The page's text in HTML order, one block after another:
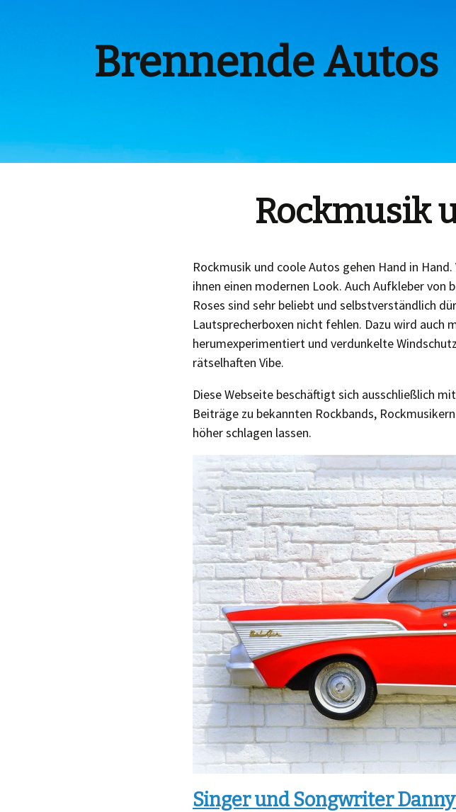
Brennende Autos
Rockmusik
Rockmusik und coole Autos gehen Hand in
ihnen einen modernen Look. Auch Aufkleber von
Roses sind sehr beliebt und selbstverständlich
Lautsprecherboxen nicht fehlen. Dazu wird auch
herumexperimentiert und verdunkelte
rätselhaften Vibe.
Diese Webseite beschäftigt sich ausschließlich
Beiträge zu bekannten Rockbands,
höher schlagen lassen.
Singer und Songwriter